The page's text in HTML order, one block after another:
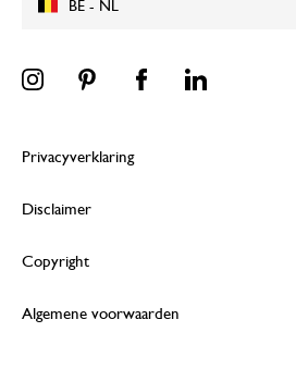
BE - NL
Privacyverklaring
Disclaimer
Copyright
Algemene voorwaarden